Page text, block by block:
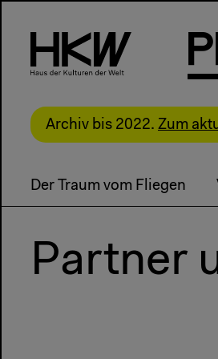
P
Archiv bis 2022. Zum
Der Traum vom Fliegen
Partner